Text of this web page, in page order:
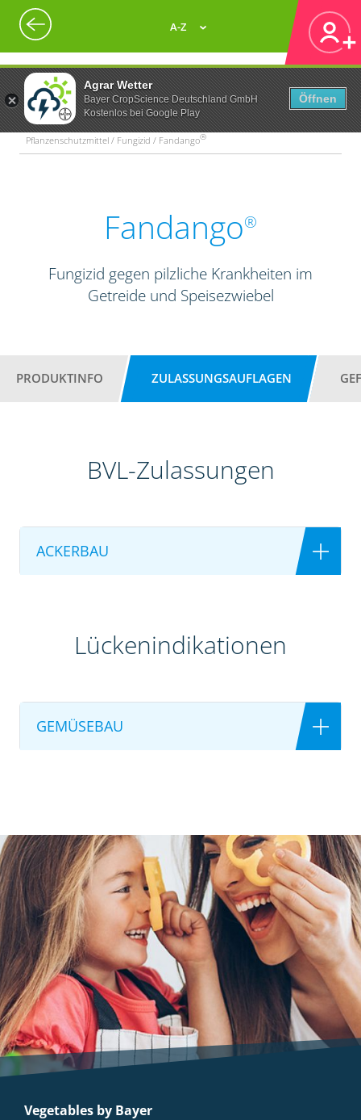
Agrar Wetter
Bayer CropScience Deutschland GmbH
Kostenlos bei Google Play
Öffnen
A-Z
Pflanzenschutzmittel / Fungizid / Fandango®
Fandango®
Fungizid gegen pilzliche Krankheiten im
Getreide und Speisezwiebel
PRODUKTINFO ZULASSUNGSAUFLAGEN
BVL-Zulassungen
ACKERBAU
Lückenindikationen
GEMÜSEBAU
Vegetables by Bayer